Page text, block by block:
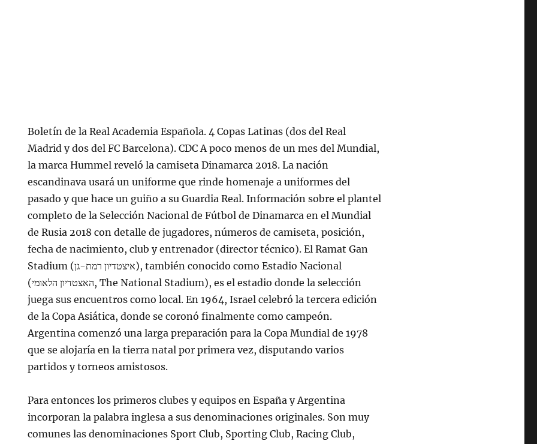
Boletín de la Real Academia Española. 4 Copas Latinas (dos del Real
Madrid y dos del FC Barcelona). CDC A poco menos de un mes del Mundial,
la marca Hummel reveló la camiseta Dinamarca 2018. La nación
escandinava usará un uniforme que rinde homenaje a uniformes del
pasado y que hace un guiño a su Guardia Real. Información sobre el plantel
completo de la Selección Nacional de Fútbol de Dinamarca en el Mundial
de Rusia 2018 con detalle de jugadores, números de camiseta, posición,
fecha de nacimiento, club y entrenador (director técnico). El Ramat Gan
Stadium (איצטדיון רמת-גן), también conocido como Estadio Nacional
(האצטדיון הלאומי, The National Stadium), es el estadio donde la selección
juega sus encuentros como local. En 1964, Israel celebró la tercera edición
de la Copa Asiática, donde se coronó finalmente como campeón.
Argentina comenzó una larga preparación para la Copa Mundial de 1978
que se alojaría en la tierra natal por primera vez, disputando varios
partidos y torneos amistosos.
Para entonces los primeros clubes y equipos en España y Argentina
incorporan la palabra inglesa a sus denominaciones originales. Son muy
comunes las denominaciones Sport Club, Sporting Club, Racing Club,